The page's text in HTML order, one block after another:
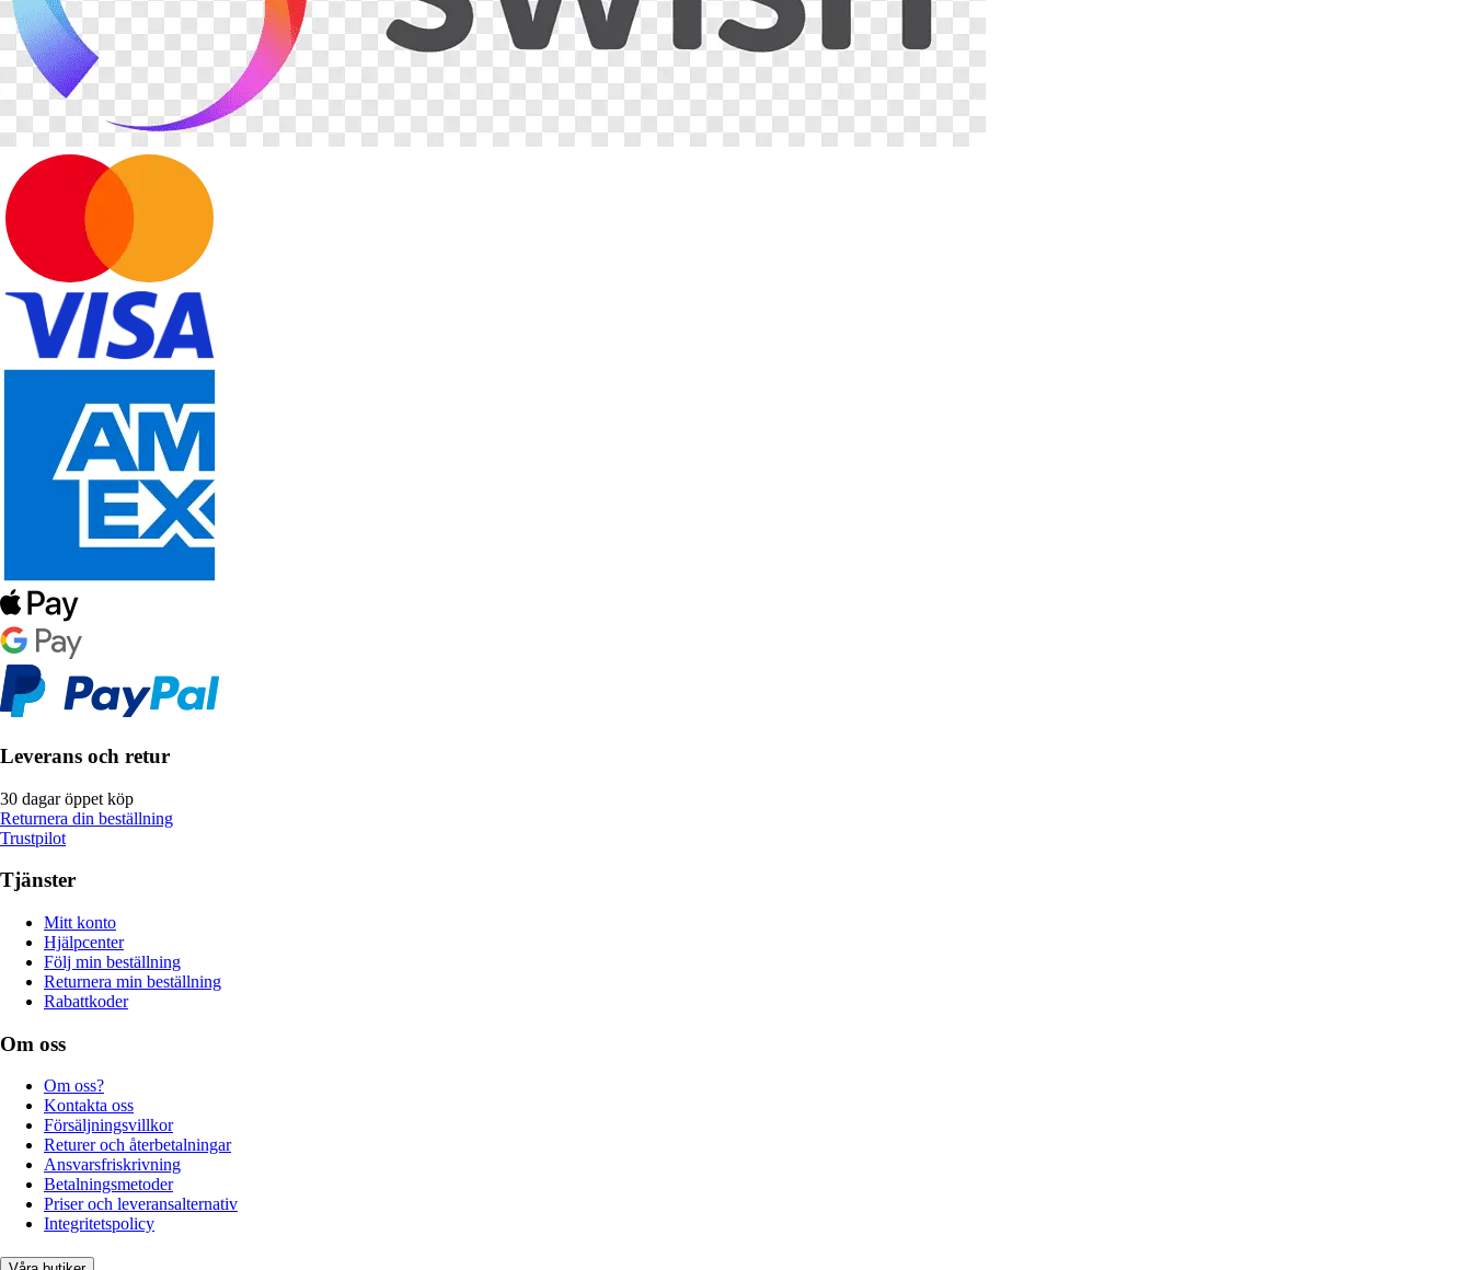
Leverans och retur
30 dagar öppet köp
Returnera din beställning
Trustpilot
Tjänster
Mitt konto
Hjälpcenter
Följ min beställning
Returnera min beställning
Rabattkoder
Om oss
Om oss?
Kontakta oss
Försäljningsvillkor
Returer och återbetalningar
Ansvarsfriskrivning
Betalningsmetoder
Priser och leveransalternativ
Integritetspolicy